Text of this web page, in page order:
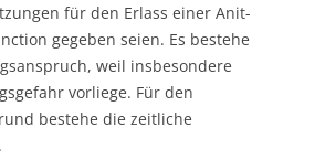
für den Erlass einer Anit-
gegeben seien. Es bestehe
weil insbesondere
vorliege. Für den
bestehe die zeitliche